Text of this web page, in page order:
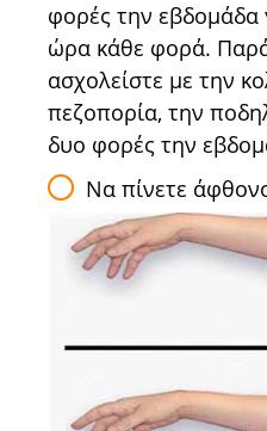
φορές την εβδομάδα
ώρα κάθε φορά.
ασχολείστε με την
πεζοπορία, την
δυο φορές την
Να πίνετε